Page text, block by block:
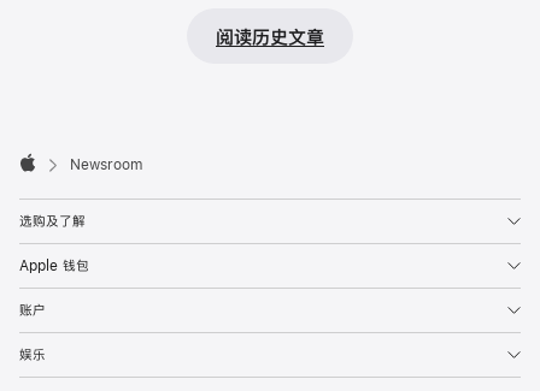
阅读历史文章
Footer

Newsroom
选购及了解
Apple 钱包
账户
娱乐